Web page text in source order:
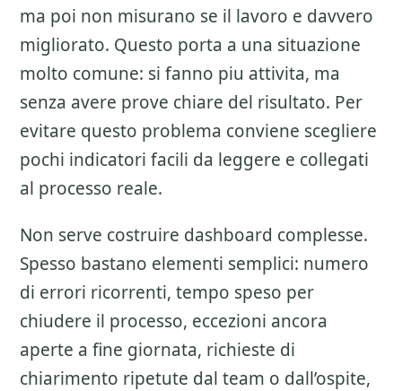
ma poi non misurano se il lavoro e davvero
migliorato. Questo porta a una situazione
molto comune: si fanno piu attivita, ma
senza avere prove chiare del risultato. Per
evitare questo problema conviene scegliere
pochi indicatori facili da leggere e collegati
al processo reale.
Non serve costruire dashboard complesse.
Spesso bastano elementi semplici: numero
di errori ricorrenti, tempo speso per
chiudere il processo, eccezioni ancora
aperte a fine giornata, richieste di
chiarimento ripetute dal team o dall’ospite,